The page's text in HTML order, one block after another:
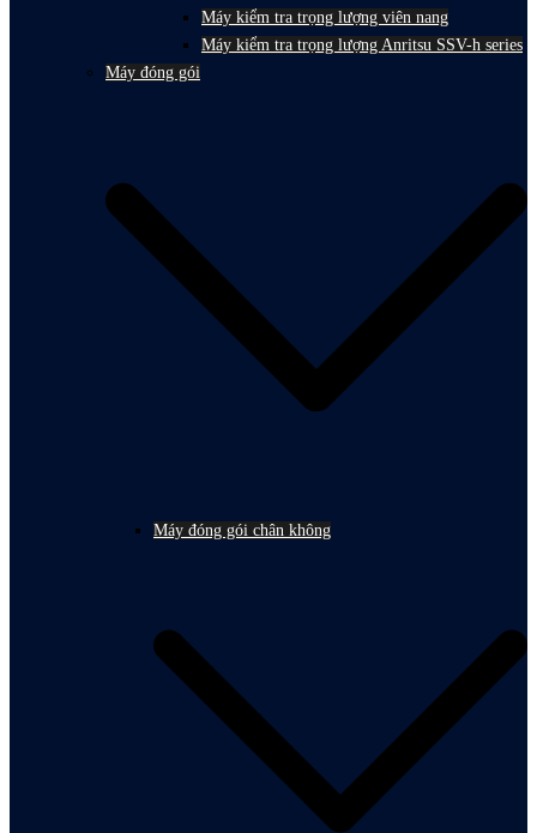
Máy kiểm tra trọng lượng viên nang
Máy kiểm tra trọng lượng Anritsu SSV-h series
Máy đóng gói
Máy đóng gói chân không